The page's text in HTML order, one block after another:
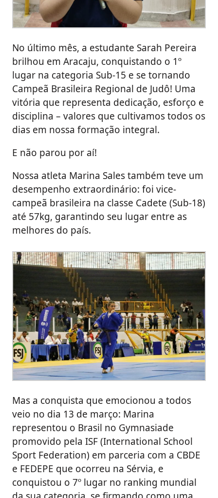
No último mês, a estudante Sarah Pereira
brilhou em Aracaju, conquistando o 1º
lugar na categoria Sub-15 e se tornando
Campeã Brasileira Regional de Judô! Uma
vitória que representa dedicação, esforço e
disciplina – valores que cultivamos todos os
dias em nossa formação integral.
E não parou por aí!
Nossa atleta Marina Sales também teve um
desempenho extraordinário: foi vice-
campeã brasileira na classe Cadete (Sub-18)
até 57kg, garantindo seu lugar entre as
melhores do país.
Mas a conquista que emocionou a todos
veio no dia 13 de março: Marina
representou o Brasil no Gymnasiade
promovido pela ISF (International School
Sport Federation) em parceria com a CBDE
e FEDEPE que ocorreu na Sérvia, e
conquistou o 7º lugar no ranking mundial